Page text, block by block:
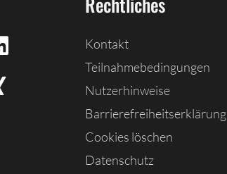
Kontakt
Teilnahmebedingungen
Nutzerhinweise
Barrierefreiheitserklärung
Cookies löschen
Datenschutz